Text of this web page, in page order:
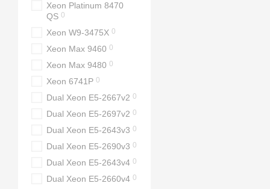
Xeon Platinum 8470
QS 0
Xeon W9-3475X 0
Xeon Max 9460 0
Xeon Max 9480 0
Xeon 6741P 0
Dual Xeon E5-2667v2 0
Dual Xeon E5-2697v2 0
Dual Xeon E5-2643v3 0
Dual Xeon E5-2690v3 0
Dual Xeon E5-2643v4 0
Dual Xeon E5-2660v4 0